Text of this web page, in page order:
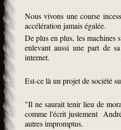
Nous vivons une course
accélération jamais égalée.
De plus en plus, les machines
enlevant aussi une part de
internet.
Est-ce là un projet de société
"Il ne saurait tenir lieu de
comme l'écrit justement
autres impromptus.